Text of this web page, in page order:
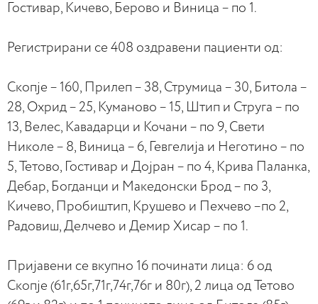
Гостивар, Кичево, Берово и Виница – по 1.
Регистрирани се 408 оздравени пациенти од:
Скопје – 160, Прилеп – 38, Струмица – 30, Битола –
28, Охрид – 25, Куманово – 15, Штип и Струга – по
13, Велес, Кавадарци и Кочани – по 9, Свети
Николе – 8, Виница – 6, Гевгелија и Неготино – по
5, Тетово, Гостивар и Дојран – по 4, Крива Паланка,
Дебар, Богданци и Македонски Брод – по 3,
Кичево, Пробиштип, Крушево и Пехчево –по 2,
Радовиш, Делчево и Демир Хисар – по 1.
Пријавени се вкупно 16 починати лица: 6 од
Скопје (61г,65г,71г,74г,76г и 80г), 2 лица од Тетово